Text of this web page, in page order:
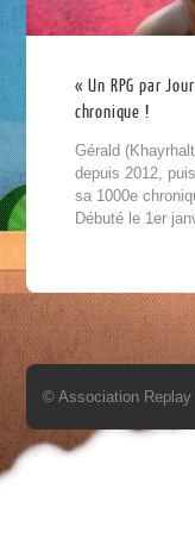
« Un RPG par
chronique !
Gérald
depuis 2012,
sa 1000e
Débuté le 1er
© Association Replay